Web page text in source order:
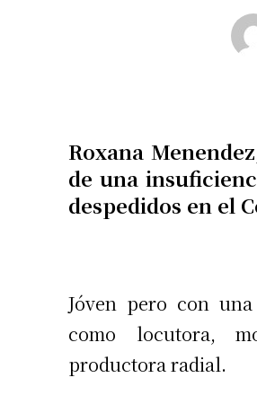
Roxana
de una
despedidos en el
Jóven pero con
como locutora,
productora radial.